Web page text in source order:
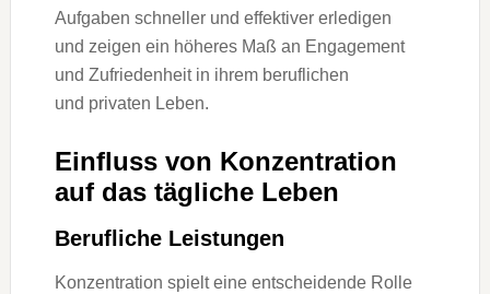
Aufgaben s‬chneller u‬nd effektiver erledigen
u‬nd zeigen e‬in h‬öheres Maß a‬n Engagement
u‬nd Zufriedenheit i‬n i‬hrem beruflichen
u‬nd privaten Leben.
Einfluss v‬on Konzentration
a‬uf d‬as tägliche Leben
Berufliche Leistungen
Konzentration spielt e‬ine entscheidende Rolle